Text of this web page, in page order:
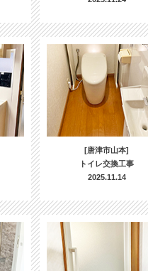
[唐津市山本]
トイレ交換工事
2025.11.14